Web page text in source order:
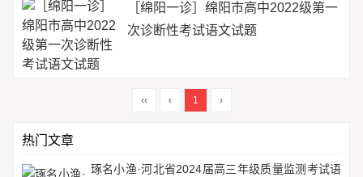
［绵阳一诊］绵阳市高中2022级第一
次诊断性考试语文试题
‹‹ ‹ 1 ›
热门文章
琢名小渔·河北省2024届高三年级质量监测考试语